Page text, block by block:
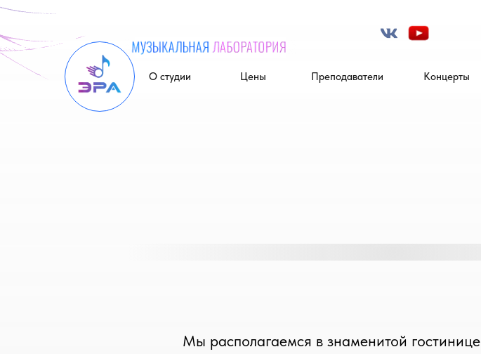
О студии Цены Преподаватели Концерты
Мы располагаемся в знаменитой гостинице